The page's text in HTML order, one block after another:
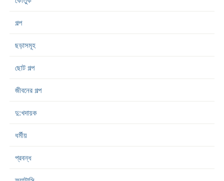
গল্প
ছড়াসমূহ
ছোট গল্প
জীবনের গল্প
দু:খদায়ক
ধর্মীয়
প্রবন্ধ